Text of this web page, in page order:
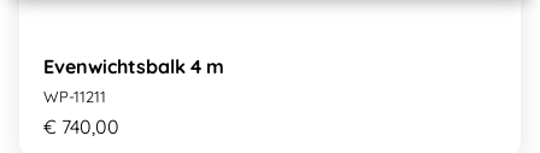
Evenwichtsbalk 4 m
WP-11211
€ 740,00